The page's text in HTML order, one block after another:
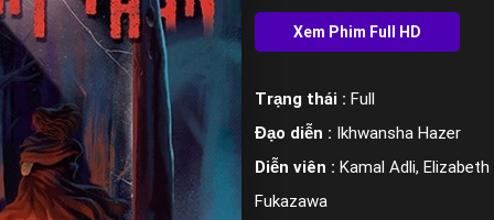
Trạng thái : Full
Đạo diễn : Ikhwansha Hazer
Diễn viên : Kamal Adli,
Fukazawa